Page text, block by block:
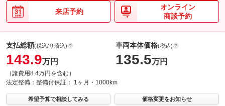
来店予約
オンライン
商談予約
支払総額(税込/リ済込)
143.9万円
（諸費用8.4万円を含む）
車両本体価格(税込)
135.5万円
法定整備： 整備付保証： 1ヶ月・1000km
希望予算で相談してみる 価格変更をお知らせ